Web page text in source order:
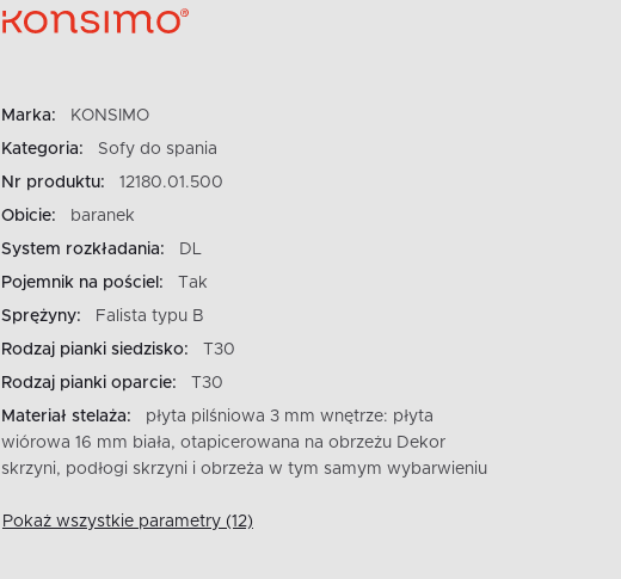
Marka:
KONSIMO
Kategoria:
Sofy do spania
Nr produktu:
12180.01.500
Obicie:
baranek
System rozkładania:
DL
Pojemnik na pościel:
Tak
Sprężyny:
Falista typu B
Rodzaj pianki siedzisko:
T30
Rodzaj pianki oparcie:
T30
Materiał stelaża:
płyta pilśniowa 3 mm wnętrze: płyta
wiórowa 16 mm biała, otapicerowana na obrzeżu Dekor
skrzyni, podłogi skrzyni i obrzeża w tym samym wybarwieniu
Pokaż wszystkie parametry (12)